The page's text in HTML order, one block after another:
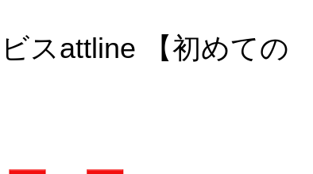
スattline 【初めての